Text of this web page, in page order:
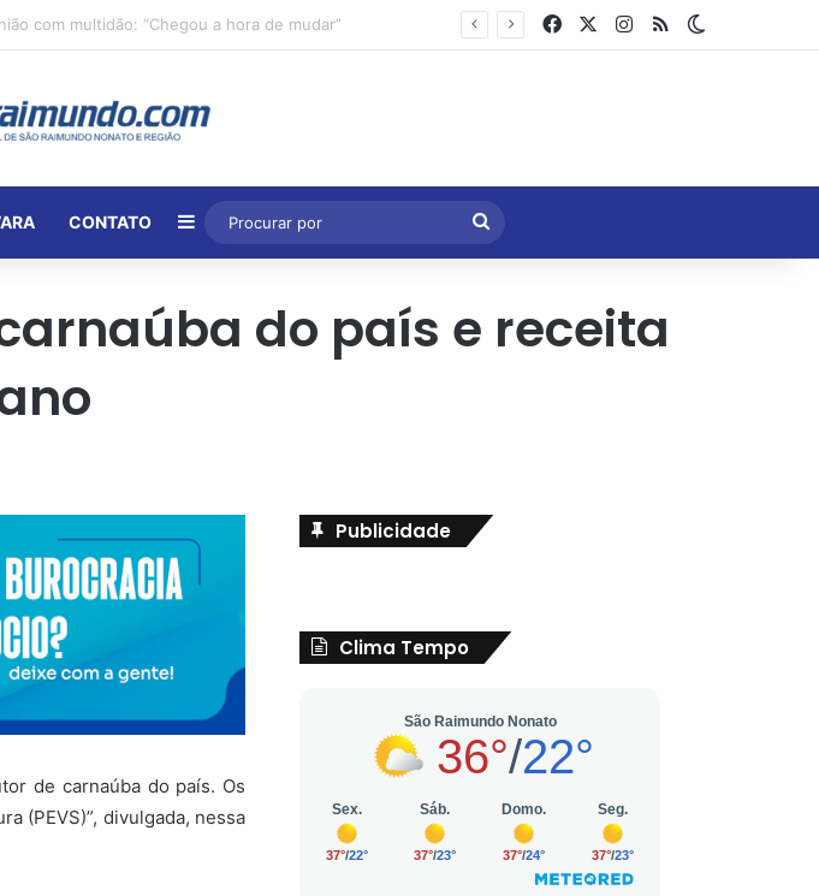
FacebookInstagram
RSS
CONTATO Barra Lateral
Procurar
por
do país e receita
de carnaúba do país. Os
(PEVS)”, divulgada, nessa
Publicidade
Clima Tempo